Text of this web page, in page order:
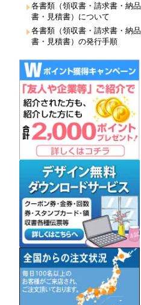
各書類（領収書・請求書・納品
書・見積書）について
各書類（領収書・請求書・納品
書・見積書）の発行手順